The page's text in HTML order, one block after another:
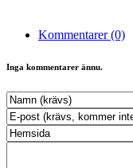
Kommentarer (0)
Inga kommentarer ännu.